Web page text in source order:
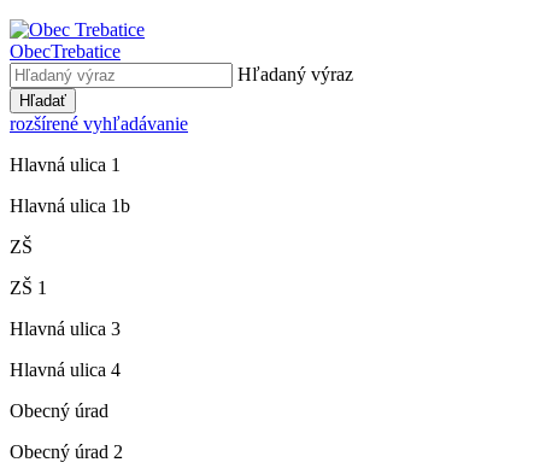
ObecTrebatice
Hľadaný výraz
Hľadať
rozšírené vyhľadávanie
Hlavná ulica 1
Hlavná ulica 1b
ZŠ
ZŠ 1
Hlavná ulica 3
Hlavná ulica 4
Obecný úrad
Obecný úrad 2